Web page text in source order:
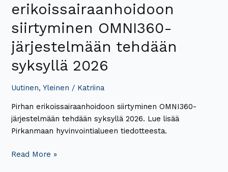
erikoissairaanhoidoon
siirtyminen OMNI360-
järjestelmään tehdään
syksyllä 2026
Uutinen,Yleinen / Katriina
Pirhan erikoissairaanhoidoon siirtyminen OMNI360-
järjestelmään tehdään syksyllä 2026. Lue lisää
Pirkanmaan hyvinvointialueen tiedotteesta.
Read More »